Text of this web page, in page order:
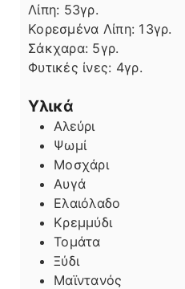
Λίπη
Λίπη: 53γρ.
Κορεσμένα Λίπη: 13γρ.
Σάκχαρα: 5γρ.
Φυτικές ίνες: 4γρ.
Υλικά
Αλεύρι
Ψωμί
Μοσχάρι
Αυγά
Ελαιόλαδο
Κρεμμύδι
Τομάτα
Ξύδι
Μαϊντανός